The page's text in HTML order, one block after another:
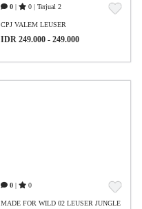
0 | 0 | Terjual 2
CPJ VALEM LEUSER
IDR 249.000 - 249.000
0 | 0
MADE FOR WILD 02 LEUSER JUNGLE